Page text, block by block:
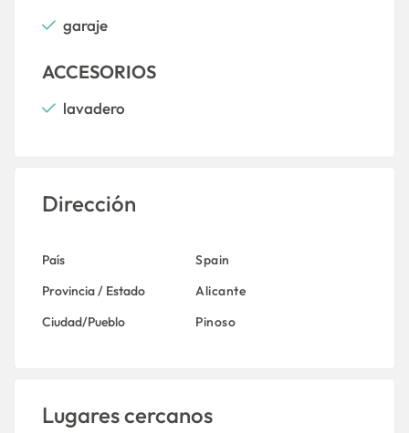
garaje
ACCESORIOS
lavadero
Dirección
País
Spain
Provincia / Estado
Alicante
Ciudad/Pueblo
Pinoso
Lugares cercanos